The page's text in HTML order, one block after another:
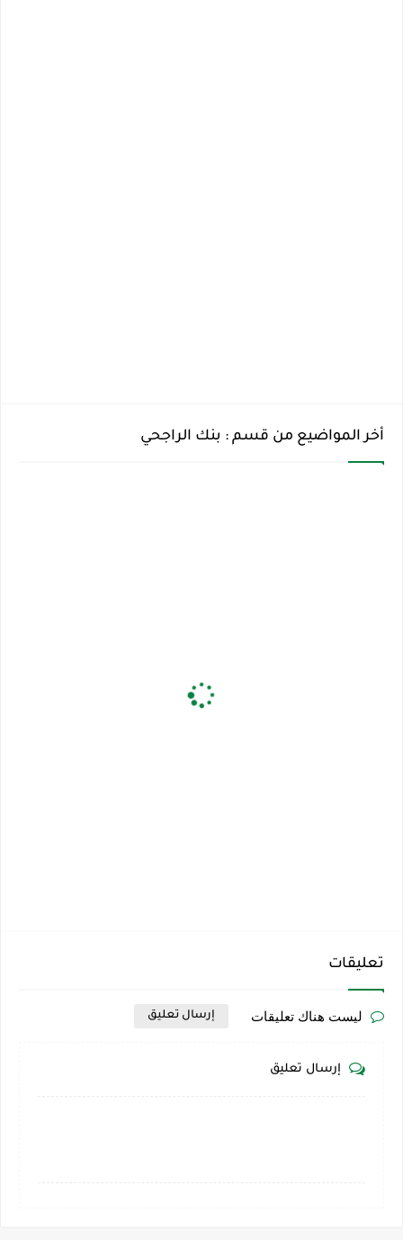
أخر المواضيع من قسم : بنك الراجحي
تعليقات
ليست هناك تعليقات إرسال تعليق
إرسال تعليق